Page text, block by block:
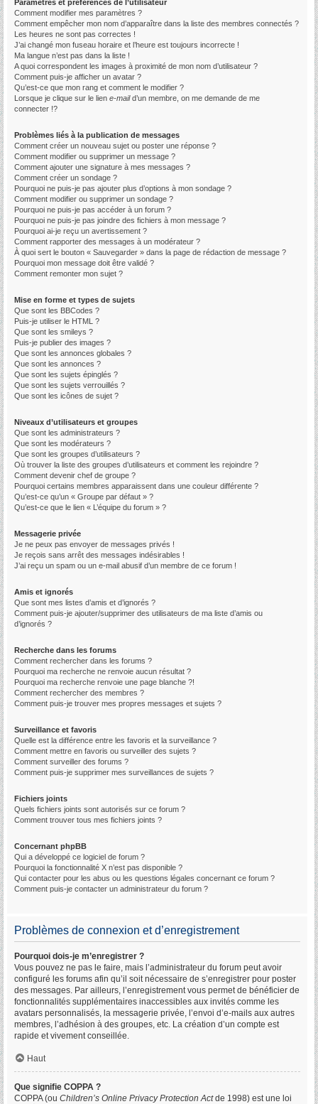
Paramètres et préférences de l’utilisateur
Comment modifier mes paramètres ?
Comment empêcher mon nom d’apparaître dans la liste des membres connectés ?
Les heures ne sont pas correctes !
J’ai changé mon fuseau horaire et l’heure est toujours incorrecte !
Ma langue n’est pas dans la liste !
A quoi correspondent les images à proximité de mon nom d’utilisateur ?
Comment puis-je afficher un avatar ?
Qu’est-ce que mon rang et comment le modifier ?
Lorsque je clique sur le lien e-maild’un membre, on me demande de me
connecter !?
Problèmes liés à la publication de messages
Comment créer un nouveau sujet ou poster une réponse ?
Comment modifier ou supprimer un message ?
Comment ajouter une signature à mes messages ?
Comment créer un sondage ?
Pourquoi ne puis-je pas ajouter plus d’options à mon sondage ?
Comment modifier ou supprimer un sondage ?
Pourquoi ne puis-je pas accéder à un forum ?
Pourquoi ne puis-je pas joindre des fichiers à mon message ?
Pourquoi ai-je reçu un avertissement ?
Comment rapporter des messages à un modérateur ?
À quoi sert le bouton « Sauvegarder » dans la page de rédaction de message ?
Pourquoi mon message doit être validé ?
Comment remonter mon sujet ?
Mise en forme et types de sujets
Que sont les BBCodes ?
Puis-je utiliser le HTML ?
Que sont les smileys ?
Puis-je publier des images ?
Que sont les annonces globales ?
Que sont les annonces ?
Que sont les sujets épinglés ?
Que sont les sujets verrouillés ?
Que sont les icônes de sujet ?
Niveaux d’utilisateurs et groupes
Que sont les administrateurs ?
Que sont les modérateurs ?
Que sont les groupes d’utilisateurs ?
Où trouver la liste des groupes d’utilisateurs et comment les rejoindre ?
Comment devenir chef de groupe ?
Pourquoi certains membres apparaissent dans une couleur différente ?
Qu’est-ce qu’un « Groupe par défaut » ?
Qu’est-ce que le lien « L’équipe du forum » ?
Messagerie privée
Je ne peux pas envoyer de messages privés !
Je reçois sans arrêt des messages indésirables !
J’ai reçu un spam ou un e-mail abusif d’un membre de ce forum !
Amis et ignorés
Que sont mes listes d’amis et d’ignorés ?
Comment puis-je ajouter/supprimer des utilisateurs de ma liste d’amis ou
d’ignorés ?
Recherche dans les forums
Comment rechercher dans les forums ?
Pourquoi ma recherche ne renvoie aucun résultat ?
Pourquoi ma recherche renvoie une page blanche ?!
Comment rechercher des membres ?
Comment puis-je trouver mes propres messages et sujets ?
Surveillance et favoris
Quelle est la différence entre les favoris et la surveillance ?
Comment mettre en favoris ou surveiller des sujets ?
Comment surveiller des forums ?
Comment puis-je supprimer mes surveillances de sujets ?
Fichiers joints
Quels fichiers joints sont autorisés sur ce forum ?
Comment trouver tous mes fichiers joints ?
Concernant phpBB
Qui a développé ce logiciel de forum ?
Pourquoi la fonctionnalité X n’est pas disponible ?
Qui contacter pour les abus ou les questions légales concernant ce forum ?
Comment puis-je contacter un administrateur du forum ?
Problèmes de connexion et d’enregistrement
Pourquoi dois-je m’enregistrer ?
Vous pouvez ne pas le faire, mais l’administrateur du forum peut avoir
configuré les forums afin qu’il soit nécessaire de s’enregistrer pour poster
des messages. Par ailleurs, l’enregistrement vous permet de bénéficier de
fonctionnalités supplémentaires inaccessibles aux invités comme les
avatars personnalisés, la messagerie privée, l’envoi d’e-mails aux autres
membres, l’adhésion à des groupes, etc. La création d’un compte est
rapide et vivement conseillée.
Haut
Que signifie COPPA ?
COPPA (ou Children’s Online Privacy Protection Actde 1998) est une loi